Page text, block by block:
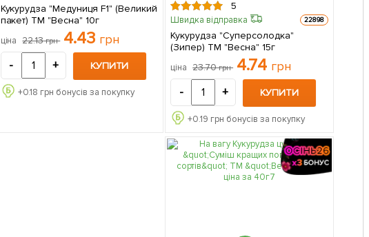
Кукурудза "Медуниця F1" (Великий
пакет) ТМ "Весна" 10г
ціна 22.13грн 4.43 грн
- + КУПИТИ
+0.18 грн бонусів за покупку
5
Швидка відправка 22898
Кукурудза "Суперсолодка"
(Зипер) ТМ "Весна" 15г
ціна 23.70грн 4.74 грн
- + КУПИТИ
+0.19 грн бонусів за покупку